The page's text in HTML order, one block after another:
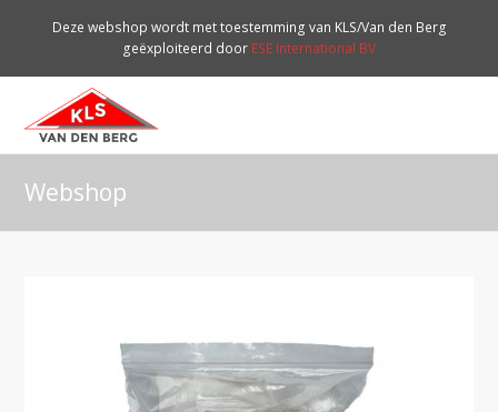
Deze webshop wordt met toestemming van KLS/Van den Berg
geëxploiteerd door ESE International BV
Webshop